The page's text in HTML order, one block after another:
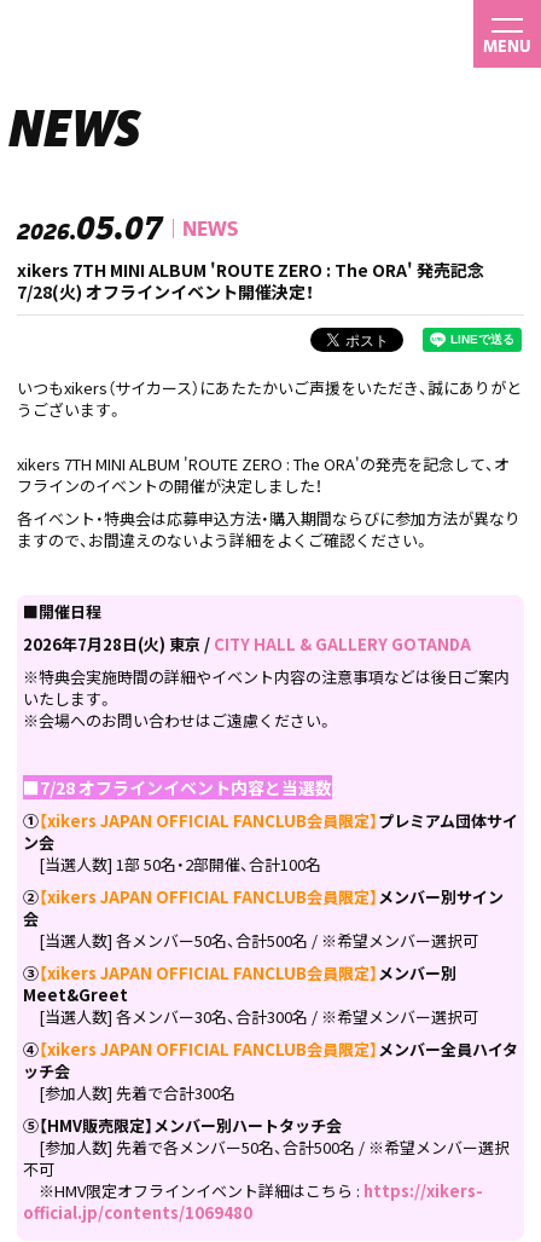
MENU
NEWS
2026.05.07 NEWS
xikers 7TH MINI ALBUM 'ROUTE ZERO : The ORA' 発売記念
7/28(火) オフラインイベント開催決定！
いつもxikers（サイカース）にあたたかいご声援をいただき、誠にありがと
うございます。
xikers 7TH MINI ALBUM 'ROUTE ZERO : The ORA'の発売を記念して、オ
フラインのイベントの開催が決定しました！
各イベント・特典会は応募申込方法・購入期間ならびに参加方法が異なり
ますので、お間違えのないよう詳細をよくご確認ください。
■開催日程
2026年7月28日(火) 東京 / CITY HALL & GALLERY GOTANDA
※特典会実施時間の詳細やイベント内容の注意事項などは後日ご案内
いたします。
※会場へのお問い合わせはご遠慮ください。
■7/28 オフラインイベント内容と当選数
①【xikers JAPAN OFFICIAL FANCLUB会員限定】プレミアム団体サイ
ン会
[当選人数] 1部 50名・2部開催、合計100名
②【xikers JAPAN OFFICIAL FANCLUB会員限定】メンバー別サイン
会
[当選人数] 各メンバー50名、合計500名 / ※希望メンバー選択可
③【xikers JAPAN OFFICIAL FANCLUB会員限定】メンバー別
Meet&Greet
[当選人数] 各メンバー30名、合計300名 / ※希望メンバー選択可
④【xikers JAPAN OFFICIAL FANCLUB会員限定】メンバー全員ハイタ
ッチ会
[参加人数] 先着で合計300名
⑤【HMV販売限定】メンバー別ハートタッチ会
[参加人数] 先着で各メンバー50名、合計500名 / ※希望メンバー選択
不可
※HMV限定オフラインイベント詳細はこちら : https://xikers-
official.jp/contents/1069480